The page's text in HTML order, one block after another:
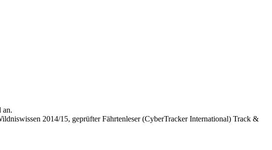
an.
2014/15, geprüfter Fährtenleser (CyberTracker International) Track &